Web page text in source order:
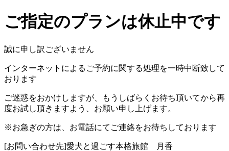
ご指定のプランは休止中です
誠に申し訳ございません
インターネットによるご予約に関する処理を一時中断致して
おります
ご迷惑をおかけしますが、もうしばらくお待ち頂いてから再
度お試し頂きますよう、お願い申し上げます。
※お急ぎの方は、お電話にてご連絡をお待ちしております
[お問い合わせ先]愛犬と過ごす本格旅館 月香